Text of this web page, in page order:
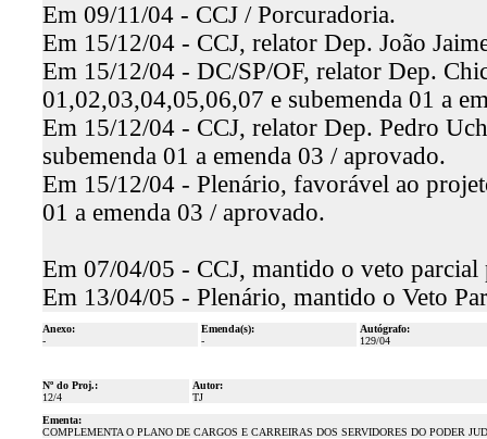
Em 09/11/04 - CCJ / Porcuradoria.
Em 15/12/04 - CCJ, relator Dep. João
Em 15/12/04 - DC/SP/OF, relator Dep.
01,02,03,04,05,06,07 e subemenda 01 a
Em 15/12/04 - CCJ, relator Dep. Pedro
subemenda 01 a emenda 03 / aprovado.
Em 15/12/04 - Plenário, favorável ao
01 a emenda 03 / aprovado.
Em 07/04/05 - CCJ, mantido o veto
Em 13/04/05 - Plenário, mantido o Veto
Anexo:
-
Emenda(s):
-
Autógrafo:
129/04
Nº do Proj.:
12/4
Autor:
TJ
Ementa:
COMPLEMENTA O PLANO DE CARGOS E CARREIRAS DOS SERVIDORES DO PODER